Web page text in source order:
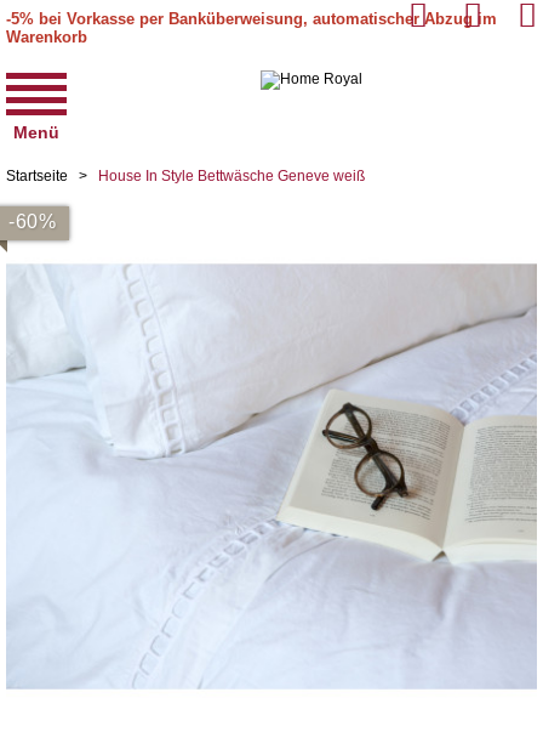
-5% bei Vorkasse per Banküberweisung, automatischer Abzug im
Warenkorb
Menü
Startseite > House In Style Bettwäsche Geneve weiß
-60%